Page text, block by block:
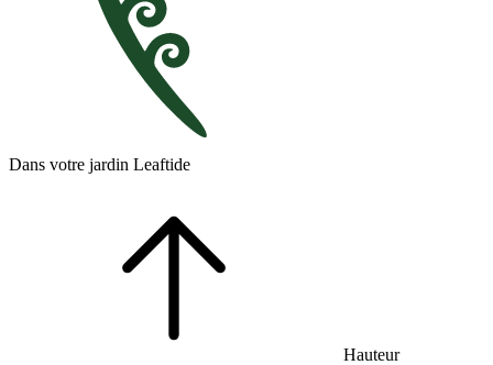
Dans votre jardin Leaftide
Hauteur